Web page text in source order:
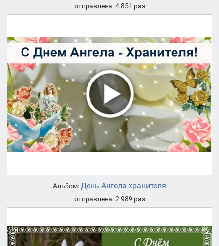
отправлена: 4 851 раз
Альбом:День Ангела-хранителя
отправлена: 2 989 раз